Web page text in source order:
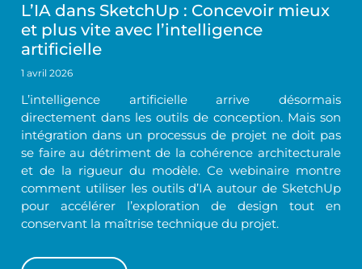
L’IA dans SketchUp : Concevoir mieux
et plus vite avec l’intelligence
artificielle
1 avril 2026
L’intelligence artificielle arrive désormais
directement dans les outils de conception. Mais son
intégration dans un processus de projet ne doit pas
se faire au détriment de la cohérence architecturale
et de la rigueur du modèle. Ce webinaire montre
comment utiliser les outils d’IA autour de SketchUp
pour accélérer l’exploration de design tout en
conservant la maîtrise technique du projet.